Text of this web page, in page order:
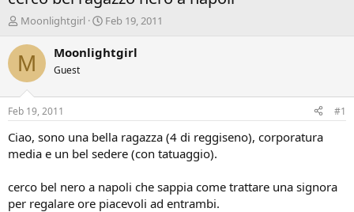
T
r
e
d
t
a
t
r
Moonlightgirl
S
a
t
e
Feb 19, 2011
M Moonlightgirl
Guest
Feb 19, 2011 #1
Ciao, sono una bella ragazza (4 di reggiseno), corporatura
media e un bel sedere (con tatuaggio).
cerco bel nero a napoli che sappia come trattare una signora
per regalare ore piacevoli ad entrambi.